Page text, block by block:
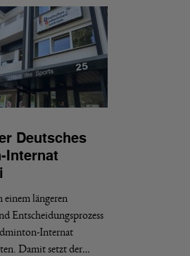
Deutsches
Internat
längeren
Entscheidungsprozess
Internat
Damit setzt der…